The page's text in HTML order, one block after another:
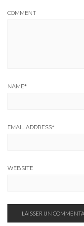
COMMENT
NAME*
EMAIL ADDRESS*
WEBSITE